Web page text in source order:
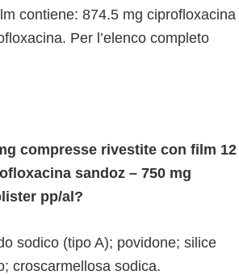
contiene: 874.5 mg ciprofloxacina
Per l’elenco completo
compresse rivestite con film 12
sandoz – 750 mg
pp/al?
sodico (tipo A); povidone; silice
croscarmellosa sodica.